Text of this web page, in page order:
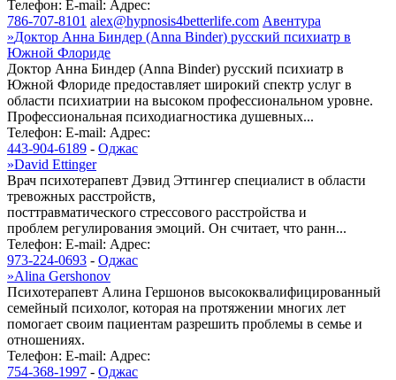
Телефон: E-mail: Адрес:
786-707-8101 alex@hypnosis4betterlife.com Авентура
»Доктор Анна Биндер (Anna Binder) русский психиатр в
Южной Флориде
Доктор Анна Биндер (Anna Binder) русский психиатр в
Южной Флориде предоставляет широкий спектр услуг в
области психиатрии на высоком профессиональном уровне.
Профессиональная психодиагностика душевных...
Телефон: E-mail: Адрес:
443-904-6189 - Оджас
»David Ettinger
Врач психотерапевт Дэвид Эттингер специалист в области
тревожных расстройств,
посттравматического стрессового расстройства и
проблем регулирования эмоций. Он считает, что ранн...
Телефон: E-mail: Адрес:
973-224-0693 - Оджас
»Alina Gershonov
Психотерапевт Алина Гершонов высококвалифицированный
семейный психолог, которая на протяжении многих лет
помогает своим пациентам разрешить проблемы в семье и
отношениях.
Телефон: E-mail: Адрес:
754-368-1997 - Оджас